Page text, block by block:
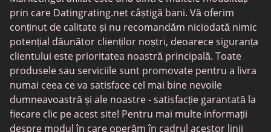
Întâlniri gay
Întâlniri lesbiene
Site-uri de întâlniri negre
SugarDaddyMeet
LatinAmericanCupid
CatholicMatch
prin care Datingrating.net câștigă bani. Vă oferim
conținut de calitate și nu recomandăm niciodată nimic
potențial dăunător clienților noștri, deoarece siguranța
clientului este prioritatea noastră principală. Toate
produsele sau serviciile sunt promovate pentru a livra
numai ceea ce va satisface cel mai bine nevoile
dumneavoastră și ale noastre - satisfacție garantată la
fiecare clic pe acest site! Pentru mai multe informații
despre modul în care operăm în cadrul acestor linii